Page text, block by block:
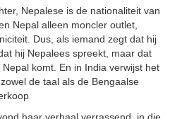
Nepalese is de nationaliteit van
Nepal alleen moncler outlet,
Dus, als iemand zegt dat hij
hij Nepalees spreekt, maar dat
komt. En in India verwijst het
zowel de taal als de Bengaalse